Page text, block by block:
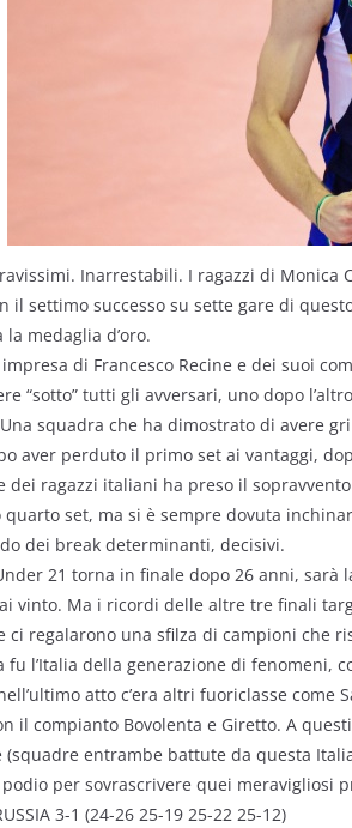
Inarrestabili. I ragazzi di Monica
il settimo successo su sette gare di
la medaglia d’oro.
di Francesco Recine e dei suoi
“sotto” tutti gli avversari, uno dopo
squadra che ha dimostrato di avere
aver perduto il primo set ai vantaggi,
dei ragazzi italiani ha preso il
quarto set, ma si è sempre dovuta
dei break determinanti, decisivi.
21 torna in finale dopo 26 anni,
vinto. Ma i ricordi delle altre tre finali
ci regalarono una sfilza di campioni che
fu l’Italia della generazione di fenomeni,
atto c’era altri fuoriclasse
il compianto Bovolenta e Giretto. A
(squadre entrambe battute da questa
per sovrascrivere quei meravigliosi
3-1 (24-26 25-19 25-22 25-12)